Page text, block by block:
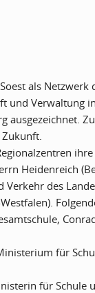
als Netzwerk
und Verwaltung
ausgezeichnet.
Zukunft.
Heidenreich
des
für
für Schule